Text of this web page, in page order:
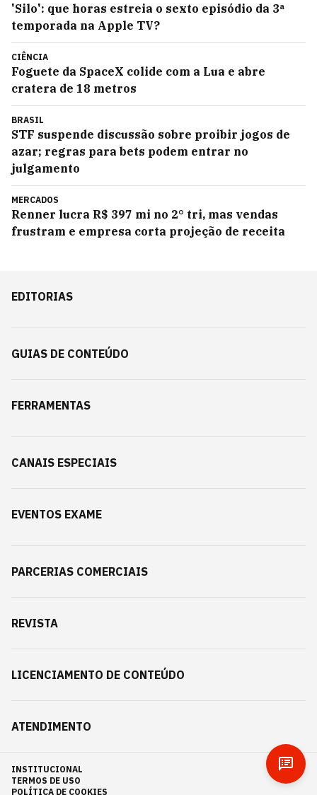
'Silo': que horas estreia o sexto episódio da 3ª
temporada na Apple TV?
CIÊNCIA
Foguete da SpaceX colide com a Lua e abre
cratera de 18 metros
BRASIL
STF suspende discussão sobre proibir jogos de
azar; regras para bets podem entrar no
julgamento
MERCADOS
Renner lucra R$ 397 mi no 2° tri, mas vendas
frustram e empresa corta projeção de receita
EDITORIAS
GUIAS DE CONTEÚDO
FERRAMENTAS
CANAIS ESPECIAIS
EVENTOS EXAME
PARCERIAS COMERCIAIS
REVISTA
LICENCIAMENTO DE CONTEÚDO
ATENDIMENTO
INSTITUCIONAL
TERMOS DE USO
POLÍTICA DE COOKIES